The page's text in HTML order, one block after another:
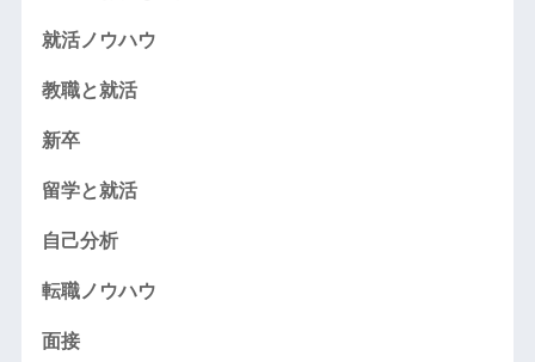
就活ノウハウ
教職と就活
新卒
留学と就活
自己分析
転職ノウハウ
面接